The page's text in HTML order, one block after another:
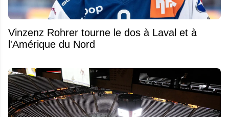
Vinzenz Rohrer tourne le dos à Laval et à
l'Amérique du Nord